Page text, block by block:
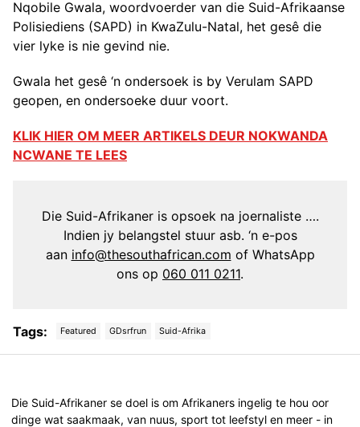
Nqobile Gwala, woordvoerder van die Suid-Afrikaanse
Polisiediens (SAPD) in KwaZulu-Natal, het gesê die
vier lyke is nie gevind nie.
Gwala het gesê ‘n ondersoek is by Verulam SAPD
geopen, en ondersoeke duur voort.
KLIK HIER OM MEER ARTIKELS DEUR NOKWANDA
NCWANE TE LEES
Die Suid-Afrikaner is opsoek na joernaliste ….
Indien jy belangstel stuur asb. ‘n e-pos
aan info@thesouthafrican.com of WhatsApp
ons op 060 011 0211.
Tags: Featured GDsrfrun Suid-Afrika
Die Suid-Afrikaner se doel is om Afrikaners ingelig te hou oor
dinge wat saakmaak, van nuus, sport tot leefstyl en meer - in